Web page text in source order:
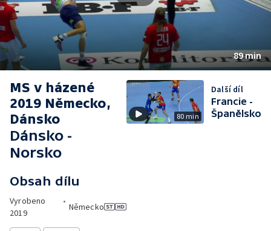
89 min
MS v házené
2019 Německo,
Dánsko
Dánsko -
Norsko
Obsah dílu
Vyrobeno
2019
•
Německo
80 min
Další díl
Francie -
Španělsko